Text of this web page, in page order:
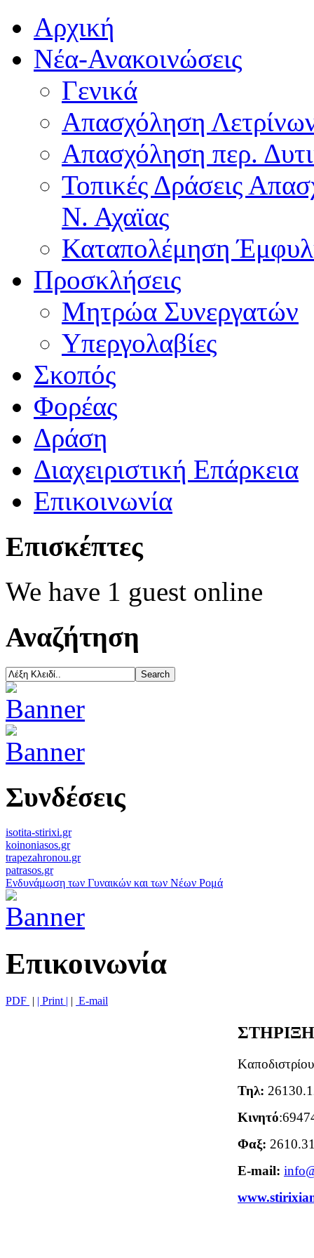
Αρχική
Νέα-Ανακοινώσεις
Γενικά
Απασχόληση
Απασχόληση περ.
Τοπικές Δράσεις
Ν. Αχαϊας
Καταπολέμηση
Προσκλήσεις
Μητρώα Συνεργατών
Υπεργολαβίες
Σκοπός
Φορέας
Δράση
Διαχειριστική Επάρκεια
Επικοινωνία
Επισκέπτες
We have 1 guest online
Αναζήτηση
Συνδέσεις
isotita-stirixi.gr
koinoniasos.gr
trapezahronou.gr
patrasos.gr
Ενδυνάμωση των Γυναικών και των Νέων Ρομά
Επικοινωνία
PDF | | Print | | E-mail
Τηλ:
Κινητό
Φαξ:
E-mail: